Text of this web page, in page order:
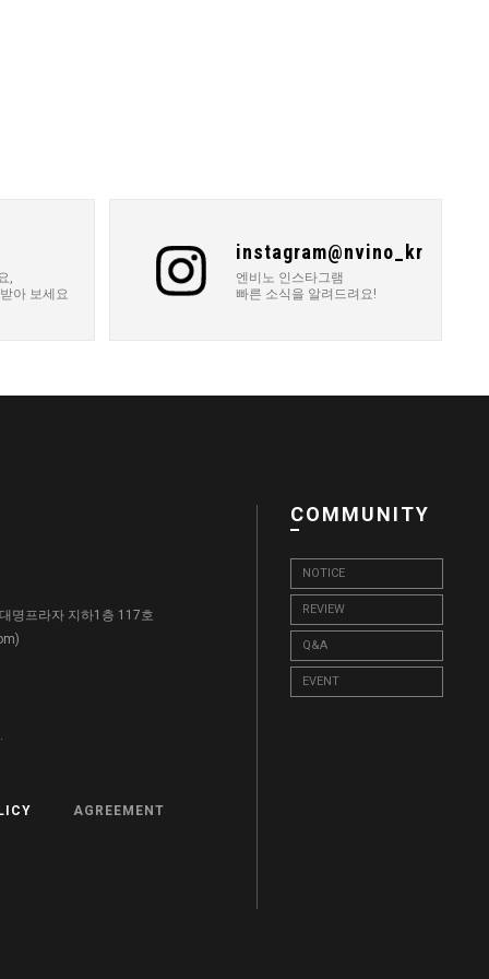
,
아 보세요
instagram@nvino_kr
엔비노 인스타그램
빠른 소식을 알려드려요!
명프라자 지하1층 117호
)
AGREEMENT
COMMUNITY
NOTICE
REVIEW
Q&A
EVENT